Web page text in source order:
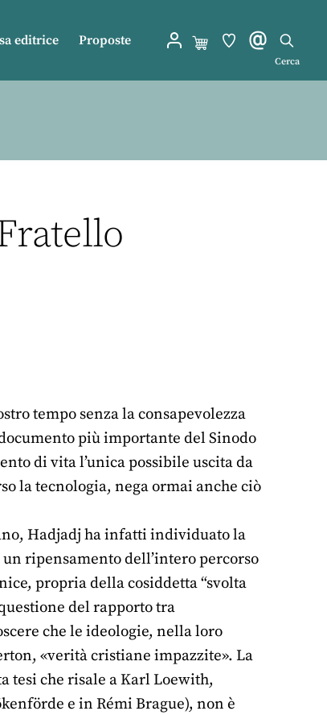
editrice Proposte
Cerca
tempo senza la consapevolezza
più importante del Sinodo
di vita l’unica possibile uscita da
la tecnologia, nega ormai anche ciò
Hadjadj ha infatti individuato la
ripensamento dell’intero percorso
propria della cosiddetta “svolta
del rapporto tra
che le ideologie, nella loro
«verità cristiane impazzite». La
tesi che risale a Karl Loewith,
e in Rémi Brague), non è